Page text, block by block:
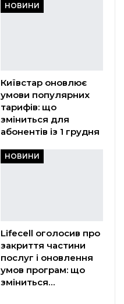
НОВИНИ
Київстар оновлює
умови популярних
тарифів: що
зміниться для
абонентів із 1 грудня
НОВИНИ
Lifecell оголосив про
закриття частини
послуг і оновлення
умов програм: що
зміниться…